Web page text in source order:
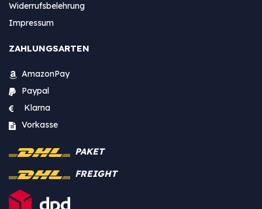
Widerrufsbelehrung
Impressum
ZAHLUNGSARTEN
AmazonPay
Paypal
Klarna
Vorkasse
PAKET
FREIGHT